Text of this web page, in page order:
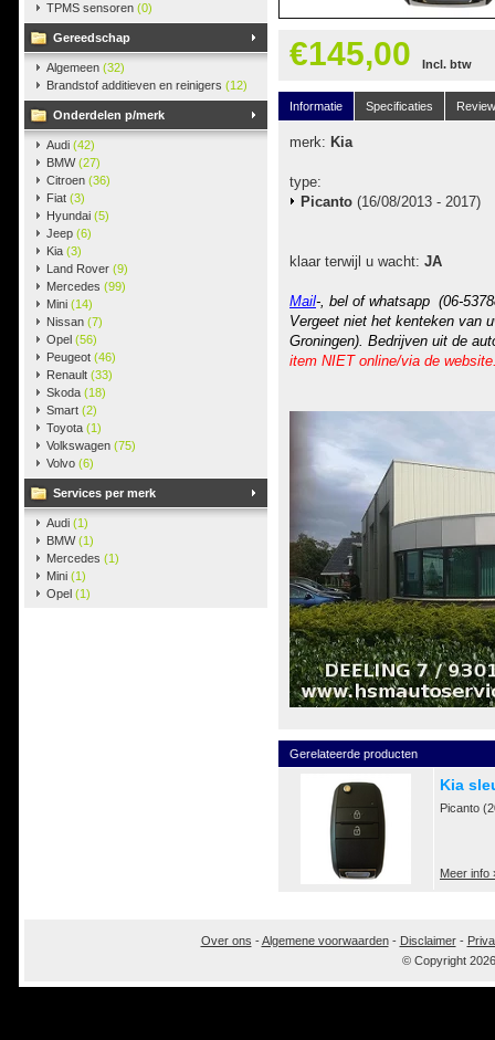
TPMS sensoren (0)
Gereedschap
Algemeen (32)
Brandstof additieven en reinigers (12)
Onderdelen p/merk
Audi (42)
BMW(27)
Citroen (36)
Fiat (3)
Hyundai (5)
Jeep (6)
Kia (3)
Land Rover (9)
Mercedes (99)
Mini (14)
Nissan (7)
Opel (56)
Peugeot (46)
Renault (33)
Skoda (18)
Smart (2)
Toyota (1)
Volkswagen (75)
Volvo (6)
Services per merk
Audi (1)
BMW(1)
Mercedes (1)
Mini (1)
Opel (1)
€145,00 Incl. btw
Informatie Specificaties
merk: Kia
type:
Picanto (16/08/2013 - 2017)
klaar terwijl u wacht: JA
Mail-, bel of whatsapp (06-
Vergeet niet het kenteken van
Groningen). Bedrijven uit de
item NIET online/via de
Gerelateerde producten
Kia
Picanto
Meer info
Over ons -Algemene voorwaarden- Disclaimer-
© Copyright